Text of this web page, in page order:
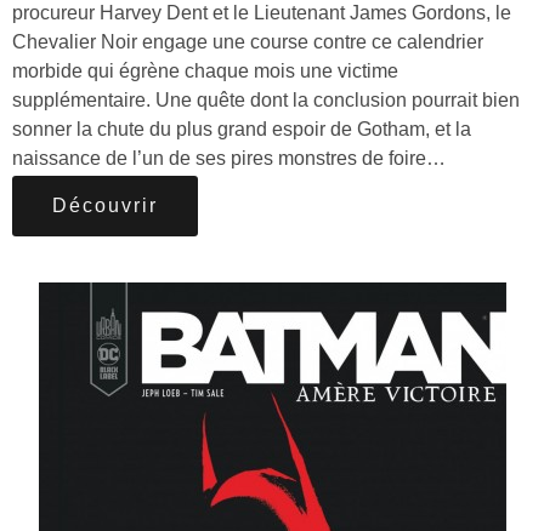
procureur Harvey Dent et le Lieutenant James Gordons, le
Chevalier Noir engage une course contre ce calendrier
morbide qui égrène chaque mois une victime
supplémentaire. Une quête dont la conclusion pourrait bien
sonner la chute du plus grand espoir de Gotham, et la
naissance de l’un de ses pires monstres de foire…
Découvrir